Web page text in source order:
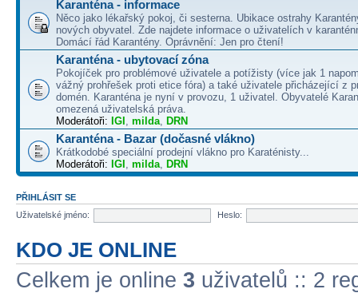
Karanténa - informace
Něco jako lékařský pokoj, či sesterna. Ubikace ostrahy
nových obyvatel. Zde najdete informace o uživatelích v
Domácí řád Karantény. Oprávnění: Jen pro čtení!
Karanténa - ubytovací zóna
Pokojíček pro problémové uživatele a potížisty (více jak 1
vážný prohřešek proti etice fóra) a také uživatele přicházející z
domén. Karanténa je nyní v provozu, 1 uživatel. Obyvatelé
omezená uživatelská práva.
Moderátoři: IGI , milda, DRN
Karanténa - Bazar (dočasné vlákno)
Krátkodobé speciální prodejní vlákno pro Karaténisty...
Moderátoři: IGI , milda, DRN
PŘIHLÁSIT SE
Uživatelské jméno:
Heslo:
KDO JE ONLINE
Celkem je online 3 uživatelů :: 2